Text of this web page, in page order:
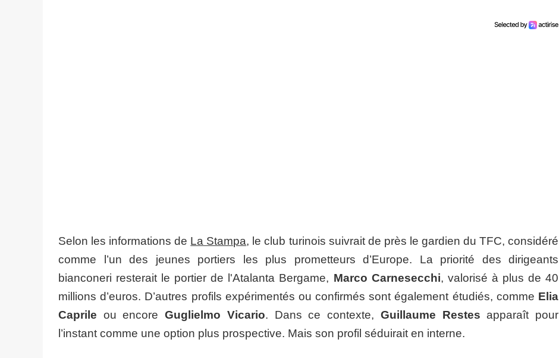
Selon les informations de La Stampa, le club turinois suivrait de près le gardien du TFC, considéré
comme l’un des jeunes portiers les plus prometteurs d’Europe. La priorité des dirigeants
bianconeri resterait le portier de l'Atalanta Bergame, Marco Carnesecchi, valorisé à plus de 40
millions d’euros. D’autres profils expérimentés ou confirmés sont également étudiés, comme Elia
Caprile ou encoreGuglielmo Vicario. Dans ce contexte, Guillaume Restes apparaît pour
l’instant comme une option plus prospective. Mais son profil séduirait en interne.